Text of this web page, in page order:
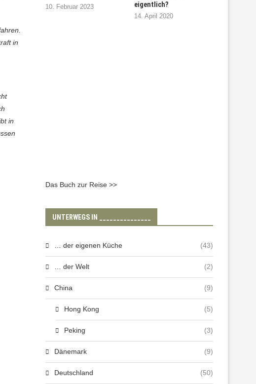
in
in
10. Februar 2023
eigentlich?
14. April 2020
Das Buch zur Reise >>
UNTERWEGS IN _______________
… der eigenen Küche (43)
… der Welt (2)
China (9)
Hong Kong (5)
Peking (3)
Dänemark (9)
Deutschland (50)